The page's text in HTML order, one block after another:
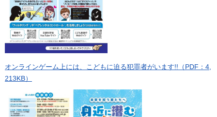
オンラインゲーム上には、こどもに迫る犯罪者がいます!!（PDF：4,
213KB）